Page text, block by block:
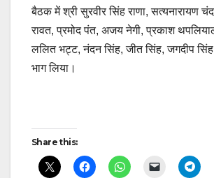
बैठक में श्री सुरवीर सिंह राणा, सत्यनारायण
रावत, प्रमोद पंत, अजय नेगी, प्रकाश
ललित भट्ट, नंदन सिंह, जीत सिंह, जगदीप
भाग लिया।
Post
navigation
Share this: